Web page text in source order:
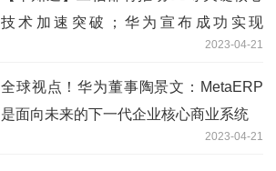
技术加速突破；华为宣布成功实现
2023-04-21
全球视点！华为董事陶景文：MetaERP
是面向未来的下一代企业核心商业系统
2023-04-21